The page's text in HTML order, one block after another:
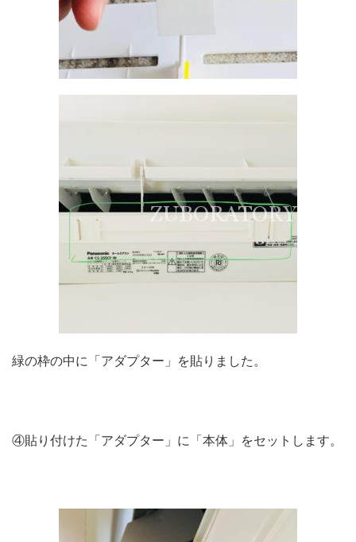
緑の枠の中に「アダプター」を貼りました。
④貼り付けた「アダプター」に「本体」をセットします。